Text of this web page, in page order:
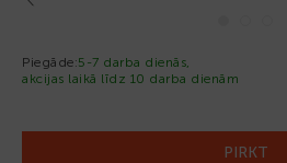
Piegāde:5-7 darba dienās,
akcijas laikā līdz 10 darba dienām
PIRKT